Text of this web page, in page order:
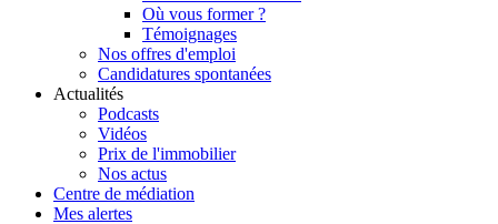
Où vous former ?
Témoignages
Nos offres d'emploi
Candidatures spontanées
Actualités
Podcasts
Vidéos
Prix de l'immobilier
Nos actus
Centre de médiation
Mes alertes